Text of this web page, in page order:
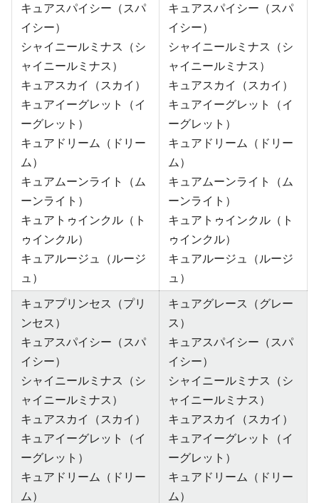
キュアスパイシー（スパ
イシー）
シャイニールミナス（シ
ャイニールミナス）
キュアスカイ（スカイ）
キュアイーグレット（イ
ーグレット）
キュアドリーム（ドリー
ム）
キュアムーンライト（ム
ーンライト）
キュアトゥインクル（ト
ゥインクル）
キュアルージュ（ルージ
ュ）
キュアスパイシー（スパ
イシー）
シャイニールミナス（シ
ャイニールミナス）
キュアスカイ（スカイ）
キュアイーグレット（イ
ーグレット）
キュアドリーム（ドリー
ム）
キュアムーンライト（ム
ーンライト）
キュアトゥインクル（ト
ゥインクル）
キュアルージュ（ルージ
ュ）
キュアプリンセス（プリ
ンセス）
キュアスパイシー（スパ
イシー）
シャイニールミナス（シ
ャイニールミナス）
キュアスカイ（スカイ）
キュアイーグレット（イ
ーグレット）
キュアドリーム（ドリー
ム）
キュアグレース（グレー
ス）
キュアスパイシー（スパ
イシー）
シャイニールミナス（シ
ャイニールミナス）
キュアスカイ（スカイ）
キュアイーグレット（イ
ーグレット）
キュアドリーム（ドリー
ム）